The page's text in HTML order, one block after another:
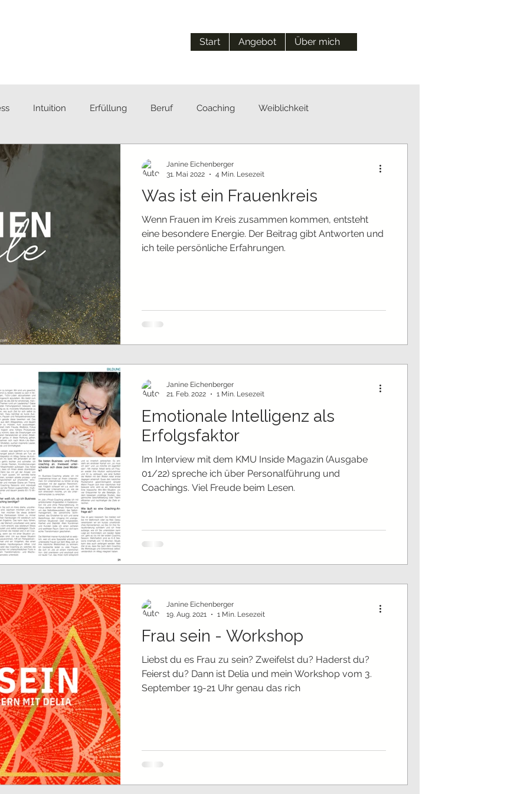
Start Angebot Über mich
Intuition Erfüllung Beruf Coaching Weiblichkeit
Was ist ein Frauenkreis
Wenn Frauen im Kreis zusammen kommen, entsteht
eine besondere Energie. Der Beitrag gibt Antworten und
ich teile persönliche Erfahrungen.
Janine Eichenberger
31. Mai 2022
4 Min. Lesezeit
Emotionale Intelligenz als
Erfolgsfaktor
Im Interview mit dem KMU Inside Magazin (Ausgabe
01/22) spreche ich über Personalführung und
Coachings. Viel Freude beim Lesen.
Janine Eichenberger
21. Feb. 2022
1 Min. Lesezeit
Frau sein - Workshop
Liebst du es Frau zu sein? Zweifelst du? Haderst du?
Feierst du? Dann ist Delia und mein Workshop vom 3.
September 19-21 Uhr genau das rich
Janine Eichenberger
19. Aug. 2021
1 Min. Lesezeit